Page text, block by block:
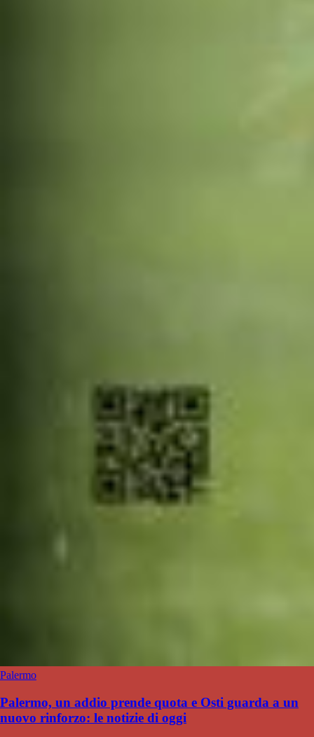
Palermo
Palermo, un addio prende quota e Osti guarda a un
nuovo rinforzo: le notizie di oggi